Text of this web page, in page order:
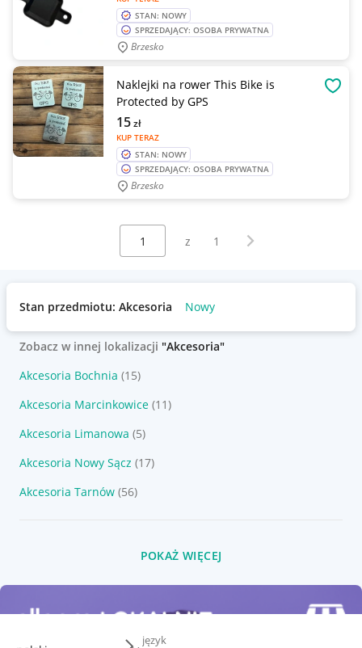
język
STAN: NOWY
SPRZEDAJĄCY: OSOBA PRYWATNA
Brzesko
Naklejki na rower This Bike is
Protected by GPS
KUP TERAZ
15zł
STAN: NOWY
SPRZEDAJĄCY: OSOBA PRYWATNA
Brzesko
Wybierz stronę:
z 1 Następna strona
Stan przedmiotu: Akcesoria Nowy
Zobacz w innej lokalizacji "Akcesoria"
Akcesoria Bochnia (15)
Akcesoria Marcinkowice (11)
Akcesoria Limanowa (5)
Akcesoria Nowy Sącz (17)
Akcesoria Tarnów (56)
POKAŻ WIĘCEJ